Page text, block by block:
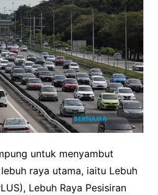
untuk menyambut
raya utama, iaitu Lebuh
Lebuh Raya Pesisiran